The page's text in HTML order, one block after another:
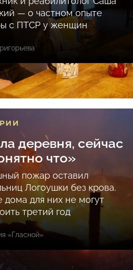
— о частном опыте
с ПТСР у женщин
деревня, сейчас
что»
пожар оставил
Логоушки без крова.
дома для них не могут
третий год
«Гласной»